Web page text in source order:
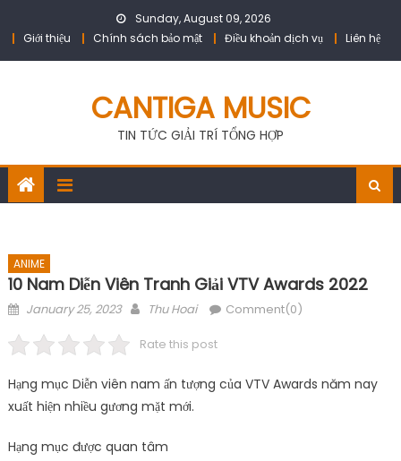
Sunday, August 09, 2026
Giới thiệu
Chính sách bảo mật Điều khoản dịch vụ Liên hệ
CANTIGA MUSIC
TIN TỨC GIẢI TRÍ TỔNG HỢP
ANIME
10 Nam Diễn Viên Tranh Giải VTV Awards 2022
Posted
January 25, 2023 Author
Thu Hoai Comment(0)
Rate this post
Hạng mục Diễn viên nam ấn tượng của VTV Awards năm nay
xuất hiện nhiều gương mặt mới.
Hạng mục được quan tâm